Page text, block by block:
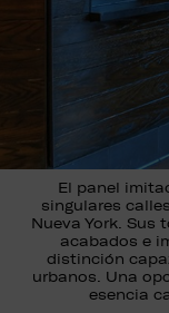
El panel
singulares
Nueva York. Sus
acabados e
distinción
urbanos. Una
esencia